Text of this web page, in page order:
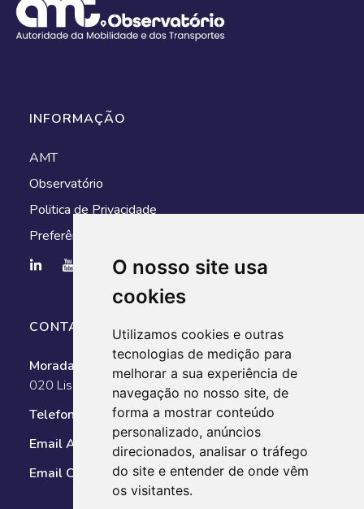
O nosso site usa
cookies
Utilizamos cookies e outras
tecnologias de medição para
melhorar a sua experiência de
navegação no nosso site, de
forma a mostrar conteúdo
personalizado, anúncios
direcionados, analisar o tráfego
do site e entender de onde vêm
os visitantes.
INFORMAÇÃO
AMT
Observatório
Politica de Privacidade
Preferências de cookies
CONTACTOS
Morada:
Av. António Augusto de Aguiar, n.º 128, 1050-
020 Lisboa
Telefone:
351 211 025 800
Email AMT:
geral@amt-autoridade.pt
Email Observatório:observatorio@amt-autoridade.pt